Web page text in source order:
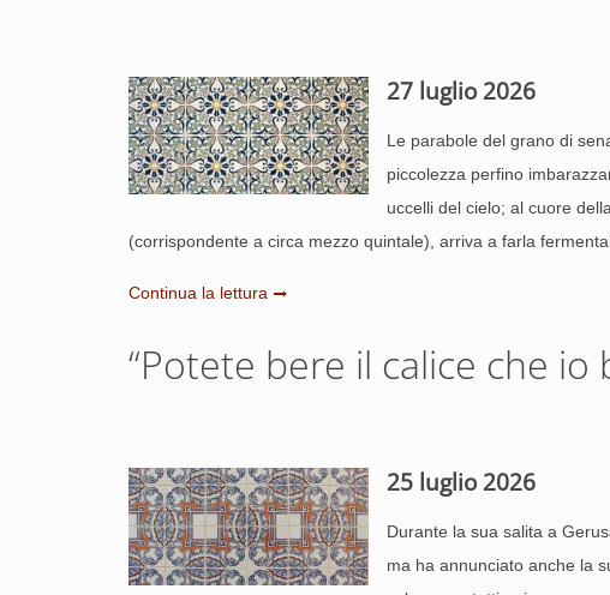
27 luglio 2026
Le parabole del grano di
piccolezza perfino
uccelli del cielo; al cuore
(corrispondente a circa mezzo quintale), arriva a farla
Continua la lettura
“Potete bere il calice che io
25 luglio 2026
Durante la sua salita a
ma ha annunciato anche la